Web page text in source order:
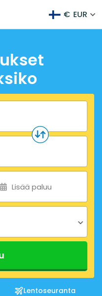
€ EUR
Lisää paluu
Lentoseuranta